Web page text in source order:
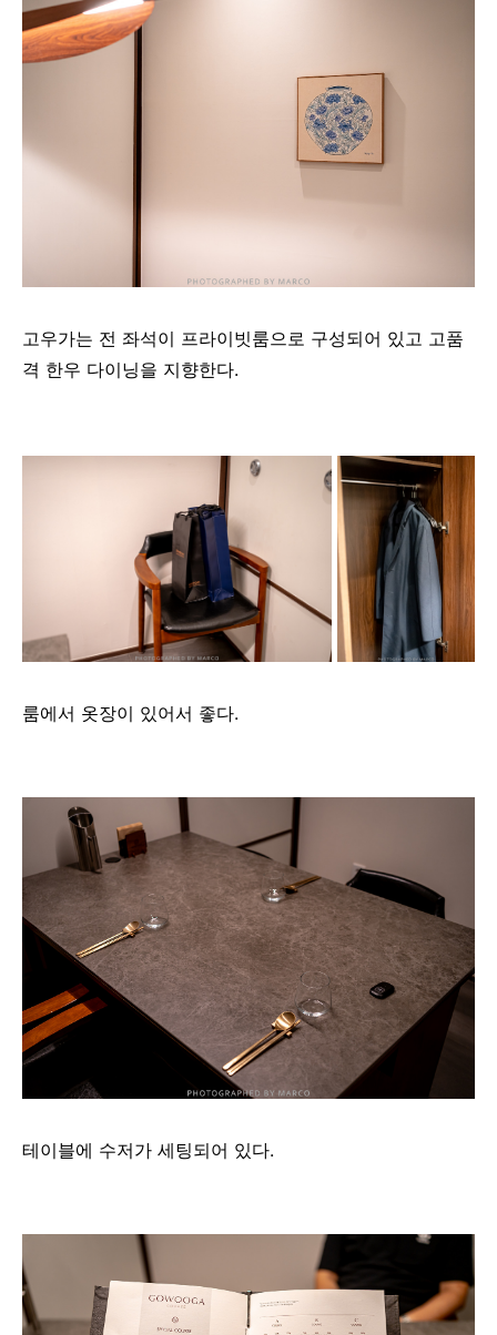
고우가는 전 좌석이 프라이빗룸으로 구성되어 있고 고품
격 한우 다이닝을 지향한다.
룸에서 옷장이 있어서 좋다.
테이블에 수저가 세팅되어 있다.